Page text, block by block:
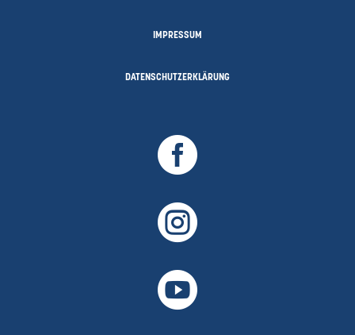
IMPRESSUM
DATENSCHUTZERKLÄRUNG


